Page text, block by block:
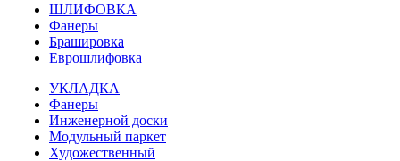
ШЛИФОВКА
Фанеры
Брашировка
Еврошлифовка
УКЛАДКА
Фанеры
Инженерной доски
Модульный паркет
Художественный